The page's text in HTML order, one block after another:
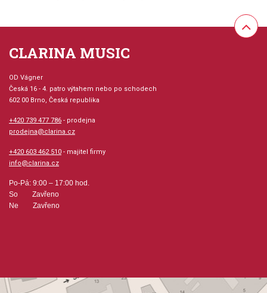
CLARINA MUSIC
OD Vágner
Česká 16 - 4. patro výtahem nebo po schodech
602 00 Brno, Česká republika
+420 739 477 786 - prodejna
prodejna@clarina.cz
+420 603 462 510 - majitel firmy
info@clarina.cz
Po-Pá: 9:00 – 17:00 hod.
So Zavřeno
Ne Zavřeno